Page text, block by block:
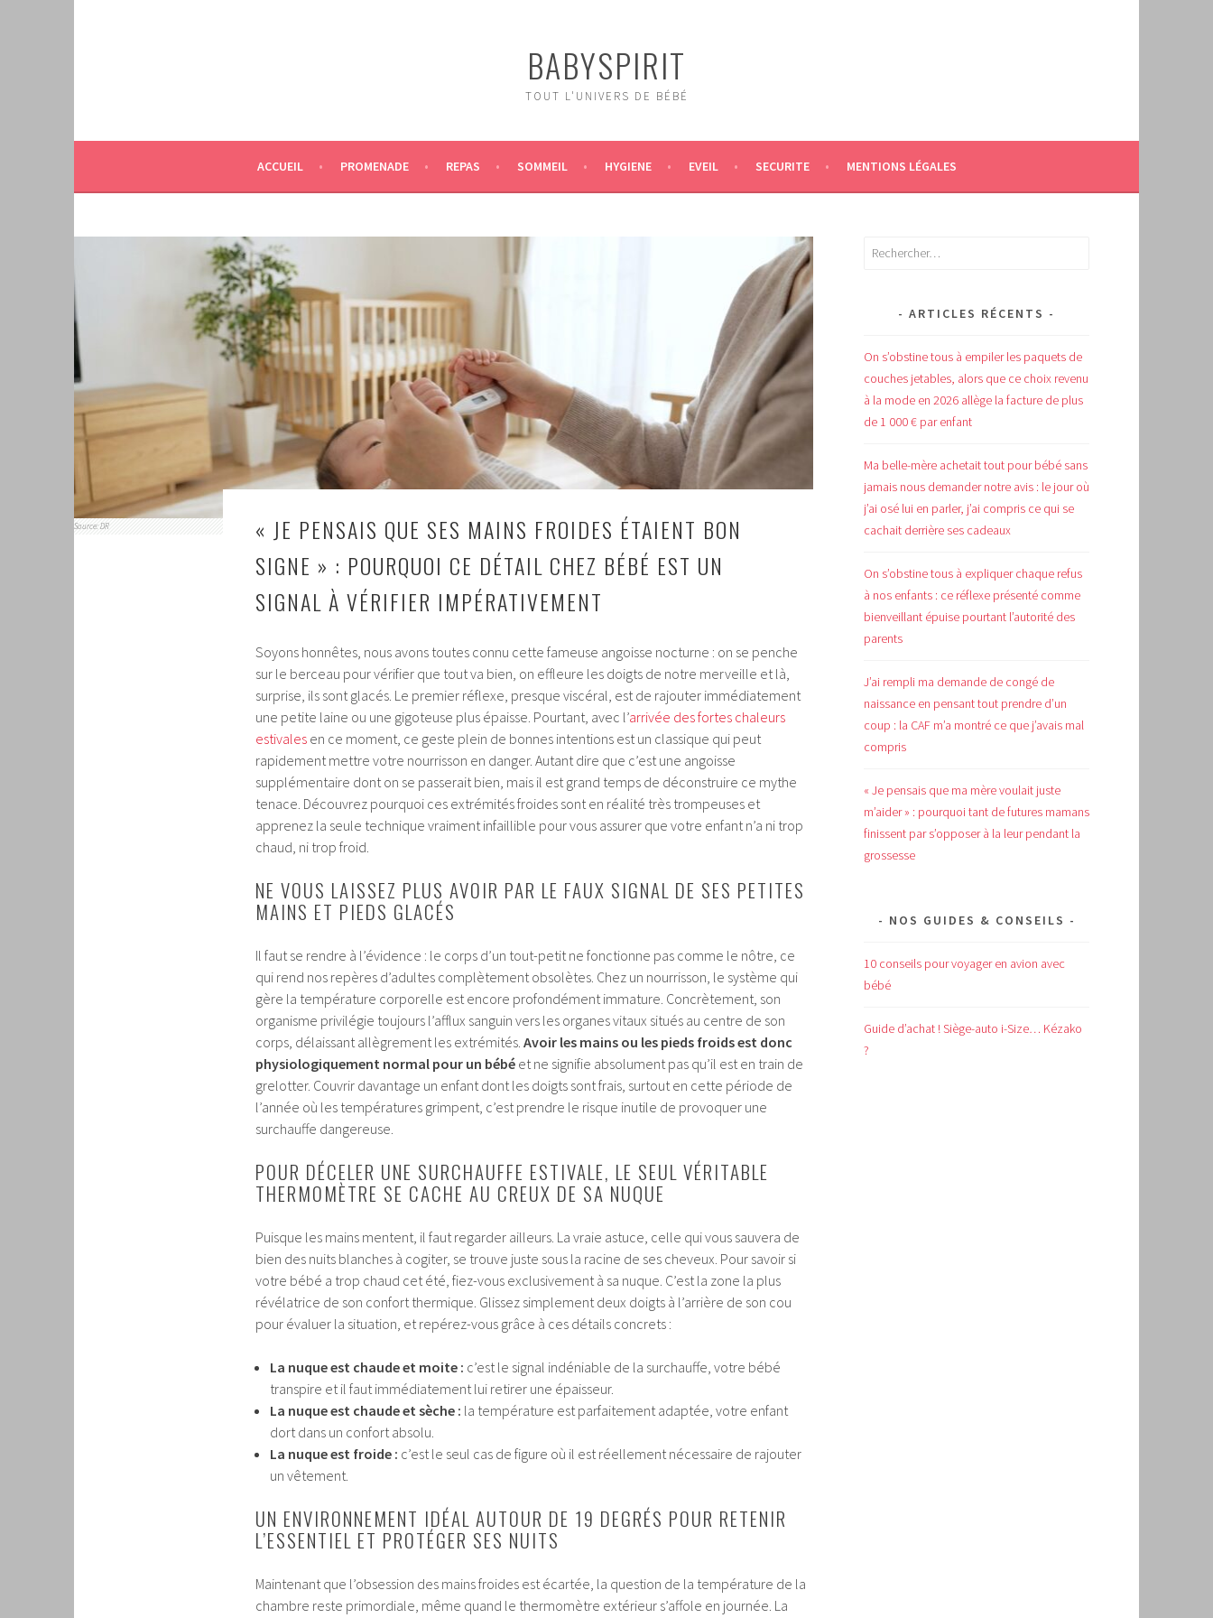
BABYSPIRIT
TOUT L'UNIVERS DE BÉBÉ
ACCUEIL PROMENADE REPAS SOMMEIL HYGIENE EVEIL SECURITE MENTIONS LÉGALES
Source: DR
« JE PENSAIS QUE SES MAINS FROIDES ÉTAIENT BON
SIGNE » : POURQUOI CE DÉTAIL CHEZ BÉBÉ EST UN
SIGNAL À VÉRIFIER IMPÉRATIVEMENT
Soyons honnêtes, nous avons toutes connu cette fameuse angoisse nocturne : on se penche
sur le berceau pour vérifier que tout va bien, on effleure les doigts de notre merveille et là,
surprise, ils sont glacés. Le premier réflexe, presque viscéral, est de rajouter immédiatement
une petite laine ou une gigoteuse plus épaisse. Pourtant, avec l’arrivée des fortes chaleurs
estivales en ce moment, ce geste plein de bonnes intentions est un classique qui peut
rapidement mettre votre nourrisson en danger. Autant dire que c’est une angoisse
supplémentaire dont on se passerait bien, mais il est grand temps de déconstruire ce mythe
tenace. Découvrez pourquoi ces extrémités froides sont en réalité très trompeuses et
apprenez la seule technique vraiment infaillible pour vous assurer que votre enfant n’a ni trop
chaud, ni trop froid.
NE VOUS LAISSEZ PLUS AVOIR PAR LE FAUX SIGNAL DE SES PETITES
MAINS ET PIEDS GLACÉS
Il faut se rendre à l’évidence : le corps d’un tout-petit ne fonctionne pas comme le nôtre, ce
qui rend nos repères d’adultes complètement obsolètes. Chez un nourrisson, le système qui
gère la température corporelle est encore profondément immature. Concrètement, son
organisme privilégie toujours l’afflux sanguin vers les organes vitaux situés au centre de son
corps, délaissant allègrement les extrémités. Avoir les mains ou les pieds froids est donc
physiologiquement normal pour un bébé et ne signifie absolument pas qu’il est en train de
grelotter. Couvrir davantage un enfant dont les doigts sont frais, surtout en cette période de
l’année où les températures grimpent, c’est prendre le risque inutile de provoquer une
surchauffe dangereuse.
POUR DÉCELER UNE SURCHAUFFE ESTIVALE, LE SEUL VÉRITABLE
THERMOMÈTRE SE CACHE AU CREUX DE SA NUQUE
Puisque les mains mentent, il faut regarder ailleurs. La vraie astuce, celle qui vous sauvera de
bien des nuits blanches à cogiter, se trouve juste sous la racine de ses cheveux. Pour savoir si
votre bébé a trop chaud cet été, fiez-vous exclusivement à sa nuque. C’est la zone la plus
révélatrice de son confort thermique. Glissez simplement deux doigts à l’arrière de son cou
pour évaluer la situation, et repérez-vous grâce à ces détails concrets :
La nuque est chaude et moite : c’est le signal indéniable de la surchauffe, votre bébé
transpire et il faut immédiatement lui retirer une épaisseur.
La nuque est chaude et sèche : la température est parfaitement adaptée, votre enfant
dort dans un confort absolu.
La nuque est froide : c’est le seul cas de figure où il est réellement nécessaire de rajouter
un vêtement.
UN ENVIRONNEMENT IDÉAL AUTOUR DE 19 DEGRÉS POUR RETENIR
L’ESSENTIEL ET PROTÉGER SES NUITS
Maintenant que l’obsession des mains froides est écartée, la question de la température de la
chambre reste primordiale, même quand le thermomètre extérieur s’affole en journée. La
Rechercher :
ARTICLES RÉCENTS
On s’obstine tous à empiler les paquets de
couches jetables, alors que ce choix revenu
à la mode en 2026 allège la facture de plus
de 1 000 € par enfant
Ma belle-mère achetait tout pour bébé sans
jamais nous demander notre avis : le jour où
j’ai osé lui en parler, j’ai compris ce qui se
cachait derrière ses cadeaux
On s’obstine tous à expliquer chaque refus
à nos enfants : ce réflexe présenté comme
bienveillant épuise pourtant l’autorité des
parents
J’ai rempli ma demande de congé de
naissance en pensant tout prendre d’un
coup : la CAF m’a montré ce que j’avais mal
compris
« Je pensais que ma mère voulait juste
m’aider » : pourquoi tant de futures mamans
finissent par s’opposer à la leur pendant la
grossesse
NOS GUIDES & CONSEILS
10 conseils pour voyager en avion avec
bébé
Guide d’achat ! Siège-auto i-Size… Kézako
?